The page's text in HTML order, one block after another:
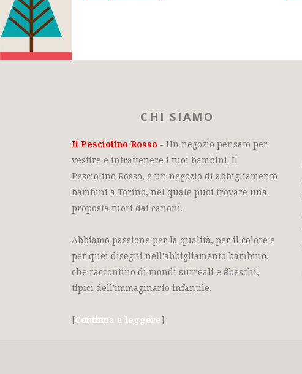
CHI SIAMO
Il Pesciolino Rosso - Un negozio pensato per
vestire e intrattenere i tuoi bambini. Il
Pesciolino Rosso, è un negozio di abbigliamento
bambini a Torino, nel quale puoi trovare una
proposta fuori dai canoni.
Abbiamo passione per la qualità, per il colore e
per quei disegni nell'abbigliamento bambino,
che raccontino di mondi surreali e fiabeschi,
tipici dell'immaginario infantile.
[Continua a leggere]